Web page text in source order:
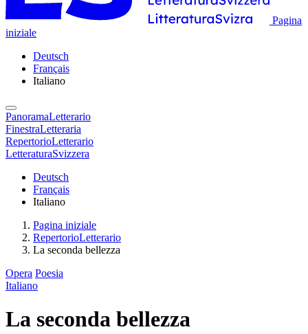
Pagina
iniziale
Deutsch
Français
Italiano
PanoramaLetterario
FinestraLetteraria
RepertorioLetterario
LetteraturaSvizzera
Deutsch
Français
Italiano
Pagina iniziale
RepertorioLetterario
La seconda bellezza
Opera Poesia
Italiano
La seconda bellezza